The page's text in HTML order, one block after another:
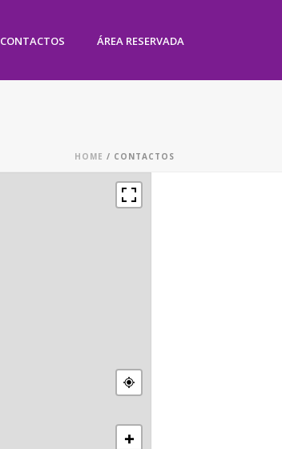
CONTACTOS ÁREA RESERVADA
HOME / CONTACTOS
+